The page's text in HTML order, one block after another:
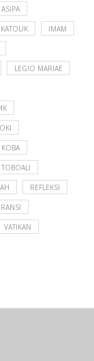
ASIPA
IMAM
LEGIO MARIAE
REFLEKSI
VATIKAN